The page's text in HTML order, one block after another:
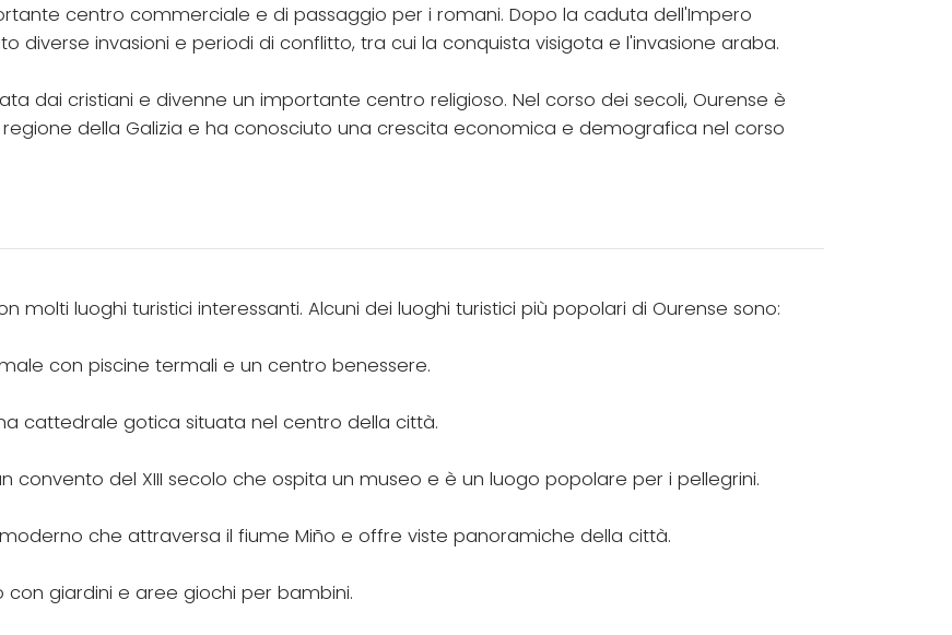
centro commerciale e di passaggio per i romani. Dopo la caduta dell'Impero
diverse invasioni e periodi di conflitto, tra cui la conquista visigota e l'invasione araba.
dai cristiani e divenne un importante centro religioso. Nel corso dei secoli, Ourense è
della Galizia e ha conosciuto una crescita economica e demografica nel corso
molti luoghi turistici interessanti. Alcuni dei luoghi turistici più popolari di Ourense sono:
con piscine termali e un centro benessere.
cattedrale gotica situata nel centro della città.
convento del XIII secolo che ospita un museo e è un luogo popolare per i pellegrini.
che attraversa il fiume Miño e offre viste panoramiche della città.
con giardini e aree giochi per bambini.